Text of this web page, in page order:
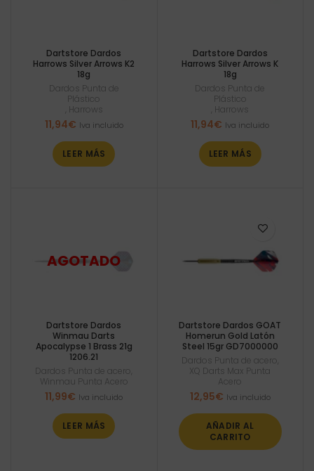
Dartstore Dardos
Harrows Silver Arrows K2
18g
Dardos Punta de
Plástico
Harrows
11,94€ Iva incluido
LEER MÁS
Dartstore Dardos
Harrows Silver Arrows K
18g
Dardos Punta de
Plástico
Harrows
11,94€ Iva incluido
LEER MÁS
Dartstore Dardos
Winmau Darts
Apocalypse 1 Brass 21g
1206.21
Dardos Punta de acero
Winmau Punta Acero
11,99€ Iva incluido
LEER MÁS
Dartstore Dardos GOAT
Homerun Gold Latón
Steel 15gr GD7000000
Dardos Punta de acero
XQ Darts Max Punta
Acero
12,95€ Iva incluido
AÑADIR AL
CARRITO